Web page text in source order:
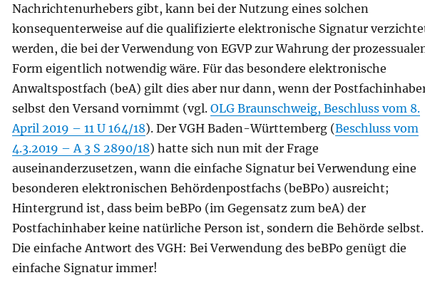
Nachrichtenurhebers gibt, kann bei der Nutzung eines solchen
konsequenterweise auf die qualifizierte elektronische Signatur
werden, die bei der Verwendung von EGVP zur Wahrung der
Form eigentlich notwendig wäre. Für das besondere elektronische
Anwaltspostfach (beA) gilt dies aber nur dann, wenn der
selbst den Versand vornimmt (vgl. OLG Braunschweig, Beschluss vom 8.
April 2019 – 11 U 164/18). Der VGH Baden-Württemberg (Beschluss vom
4.3.2019 – A 3 S 2890/18) hatte sich nun mit der Frage
auseinanderzusetzen, wann die einfache Signatur bei Verwendung eine
besonderen elektronischen Behördenpostfachs (beBPo) ausreicht;
Hintergrund ist, dass beim beBPo (im Gegensatz zum beA) der
Postfachinhaber keine natürliche Person ist, sondern die Behörde selbst.
Die einfache Antwort des VGH: Bei Verwendung des beBPo genügt die
einfache Signatur immer!